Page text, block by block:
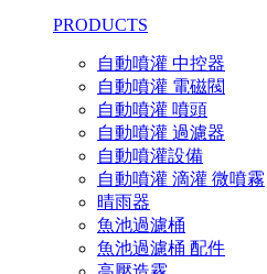
PRODUCTS
自動噴灌 中控器
自動噴灌 電磁閥
自動噴灌 噴頭
自動噴灌 過濾器
自動噴灌設備
自動噴灌 滴灌 微噴霧
晴雨器
魚池過濾桶
魚池過濾桶 配件